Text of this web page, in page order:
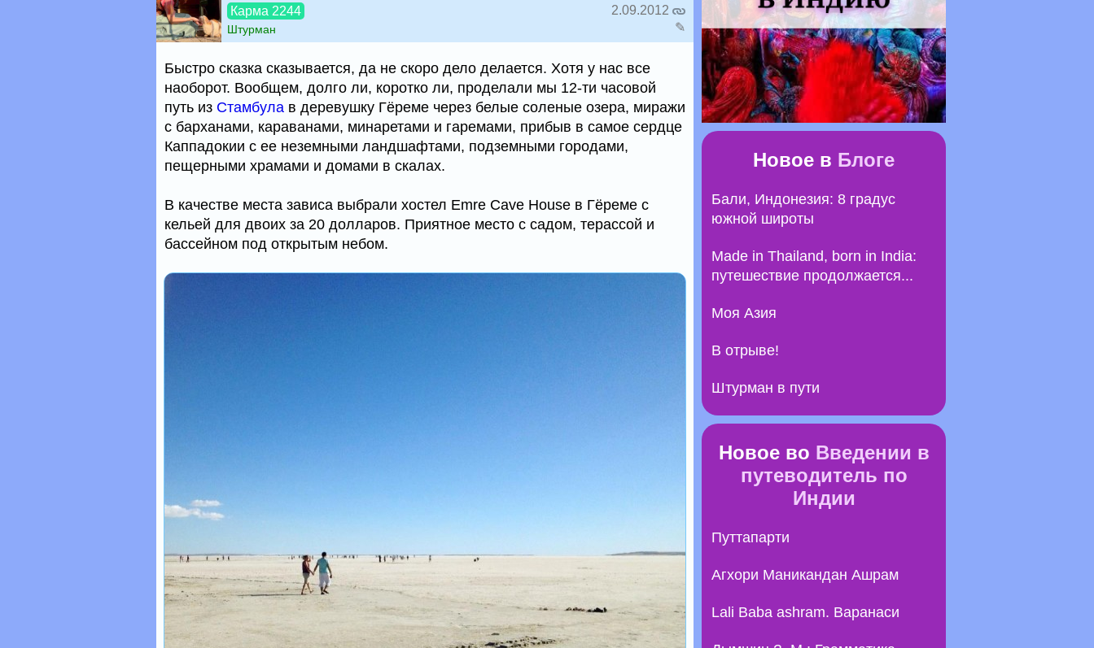
Карма 2244
Штурман
2.09.2012
✎
Быстро сказка сказывается, да не скоро дело делается. Хотя у нас все
наоборот. Вообщем, долго ли, коротко ли, проделали мы 12-ти часовой
путь из Стамбула в деревушку Гёреме через белые соленые озера, миражи
с барханами, караванами, минаретами и гаремами, прибыв в самое сердце
Каппадокии с ее неземными ландшафтами, подземными городами,
пещерными храмами и домами в скалах.
В качестве места зависа выбрали хостел Emre Cave House в Гёреме с
кельей для двоих за 20 долларов. Приятное место с садом, терассой и
бассейном под открытым небом.
Новое в Блоге
Бали, Индонезия: 8 градус
южной широты
Made in Thailand, born in India:
путешествие продолжается...
Моя Азия
В отрыве!
Штурман в пути
Новое во Введении в
путеводитель по
Индии
Путтапарти
Агхори Маникандан Ашрам
Lali Baba ashram. Варанаси